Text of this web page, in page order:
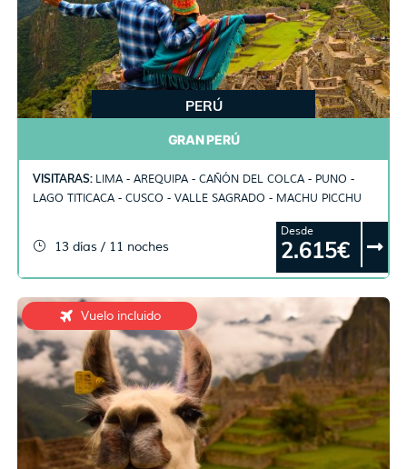
PERÚ
GRAN PERÚ
VISITARAS: LIMA - AREQUIPA - CAÑÓN DEL COLCA - PUNO -
LAGO TITICACA - CUSCO - VALLE SAGRADO - MACHU PICCHU
13 días / 11 noches
Desde
2.615€
Vuelo incluido